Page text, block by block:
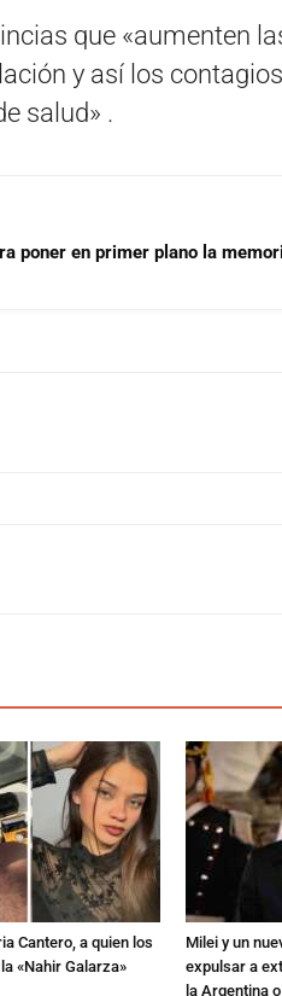
que «aumenten
y así los
salud» .
poner en primer plano la
Cantero, a quien los
«Nahir Galarza»
Milei y un
expulsar a
la Argentina